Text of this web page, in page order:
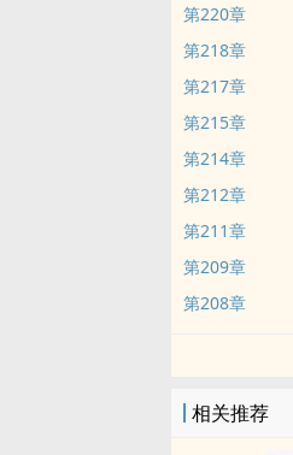
第220章
第218章
第217章
第215章
第214章
第212章
第211章
第209章
第208章
相关推荐